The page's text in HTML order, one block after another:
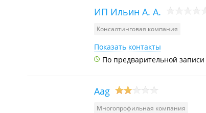
ИП Ильин А. А.
Консалтинговая компания
Показать контакты
По предварительной записи
Aag
Многопрофильная компания